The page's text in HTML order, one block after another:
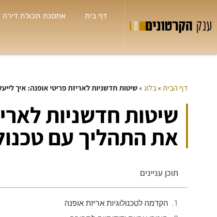
דף בית אחסנת תכולת דירה
דף הבית»בלוג»שיטות חדשניות לאריזת פריטי אופנה: איך
שיטות חדשניות
את התהליך עם
תוכן עניינים
הקדמה לטכנולוגיות אריזת אופנה
